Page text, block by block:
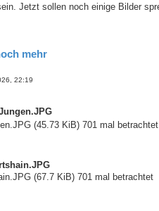
Jetzt sollen noch einige Bilder
mehr
22:19
(45.73 KiB) 701 mal betrachtet
(67.7 KiB) 701 mal betrachtet